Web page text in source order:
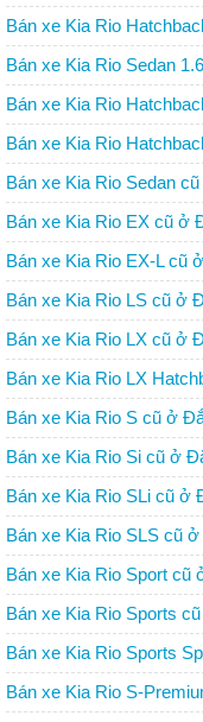
Bán xe Kia Rio
Bán xe Kia Rio Sedan
Bán xe Kia Rio
Bán xe Kia Rio
Bán xe Kia Rio Sedan
Bán xe Kia Rio EX cũ ở
Bán xe Kia Rio EX-L cũ
Bán xe Kia Rio LS cũ ở
Bán xe Kia Rio LX cũ ở
Bán xe Kia Rio LX
Bán xe Kia Rio S cũ ở
Bán xe Kia Rio Si cũ ở
Bán xe Kia Rio SLi cũ ở
Bán xe Kia Rio SLS cũ
Bán xe Kia Rio Sport cũ
Bán xe Kia Rio Sports
Bán xe Kia Rio Sports
Bán xe Kia Rio S-